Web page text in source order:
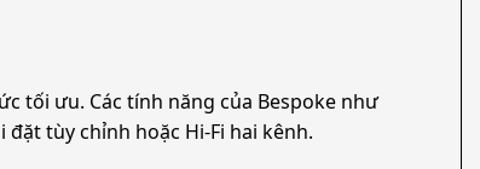
tối ưu. Các tính năng của Bespoke như
tùy chỉnh hoặc Hi-Fi hai kênh.